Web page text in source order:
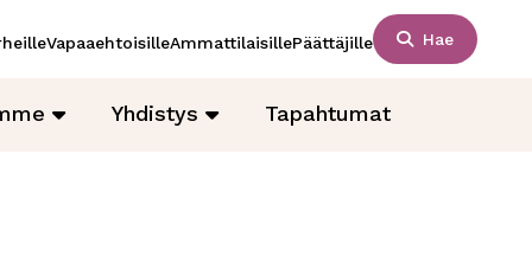
VapaaehtoisilleAmmattilaisillePäättäjille Hae
Yhdistys Tapahtumat